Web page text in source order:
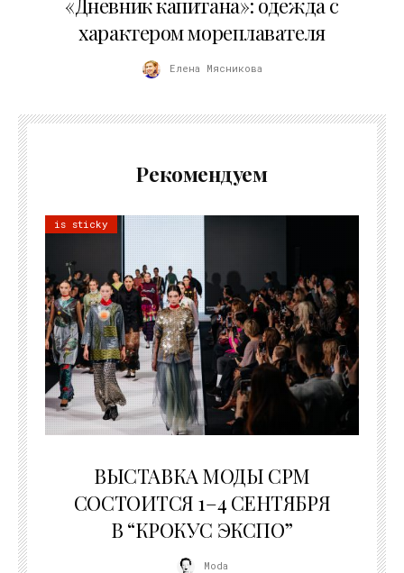
«Дневник капитана»: одежда с
характером мореплавателя
Елена Мясникова
Рекомендуем
is sticky
ВЫСТАВКА МОДЫ CPM
СОСТОИТСЯ 1–4 СЕНТЯБРЯ
В “КРОКУС ЭКСПО”
Moda